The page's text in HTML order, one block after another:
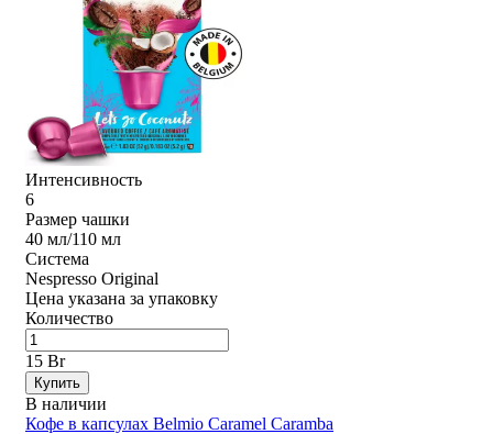
Интенсивность
6
Размер чашки
40 мл/110 мл
Система
Nespresso Original
Цена указана за упаковку
Количество
15 Br
Купить
В наличии
Кофе в капсулах Belmio Caramel Caramba